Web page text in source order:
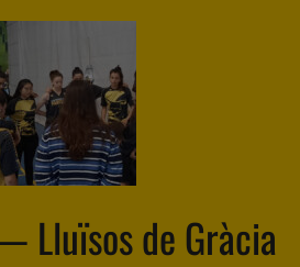
Lluïsos de Gràcia